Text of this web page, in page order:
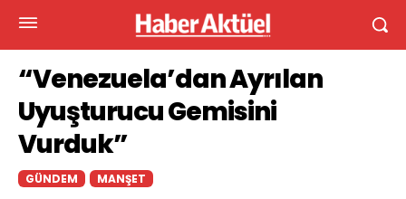
“Venezuela’dan Ayrılan
Uyuşturucu Gemisini
Vurduk”
GÜNDEM MANŞET